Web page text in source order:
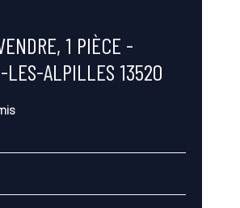
1 PIÈCE -
LES-ALPILLES 13520